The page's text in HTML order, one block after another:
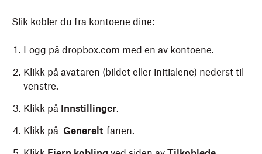
Slik kobler du fra kontoene dine:
Logg på dropbox.com med en av kontoene.
Klikk på avataren (bildet eller initialene) nederst til
venstre.
Klikk på Innstillinger.
Klikk på Generelt-fanen.